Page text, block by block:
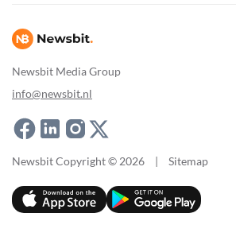
Newsbit Media Group
info@newsbit.nl
Newsbit Copyright © 2026 | Sitemap